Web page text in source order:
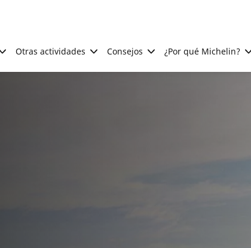
Otras actividades Consejos ¿Por qué Michelin?